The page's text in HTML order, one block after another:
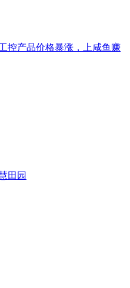
控产品价格暴涨，上咸鱼赚
田园